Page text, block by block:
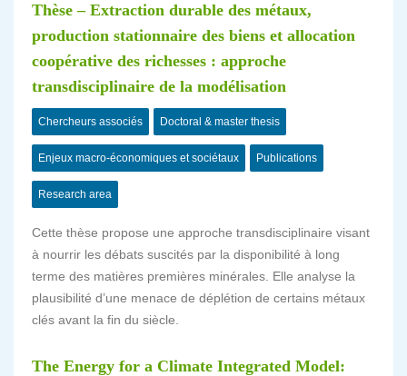
Thèse – Extraction durable des métaux,
production stationnaire des biens et allocation
coopérative des richesses : approche
transdisciplinaire de la modélisation
Chercheurs associés Doctoral & master thesis
Enjeux macro-économiques et sociétaux Publications
Research area
Cette thèse propose une approche transdisciplinaire visant
à nourrir les débats suscités par la disponibilité à long
terme des matières premières minérales. Elle analyse la
plausibilité d’une menace de déplétion de certains métaux
clés avant la fin du siècle.
The Energy for a Climate Integrated Model: